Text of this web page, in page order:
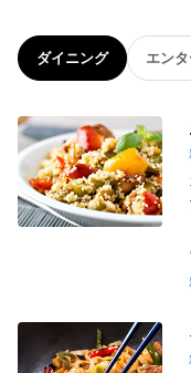
ダイニング エン